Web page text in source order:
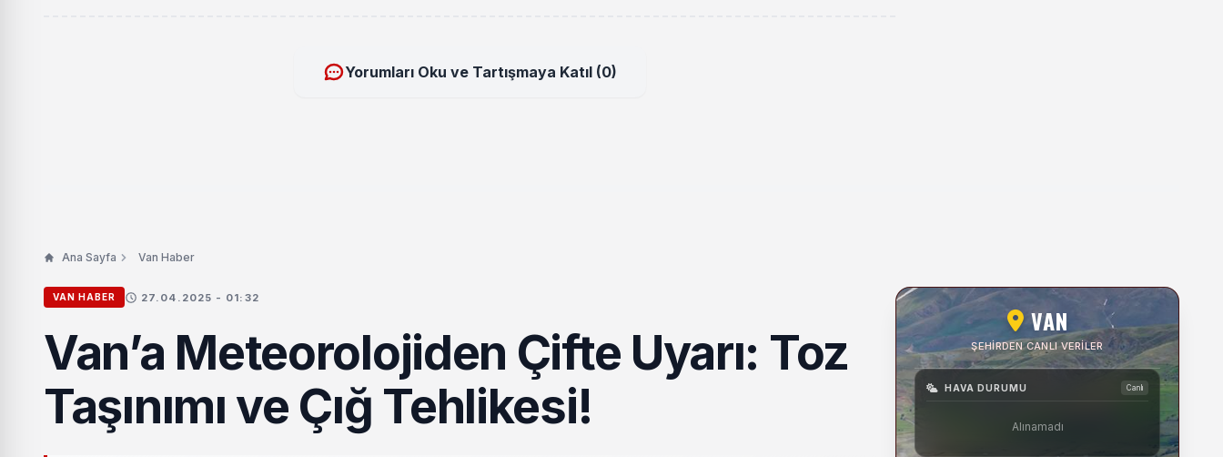
Yorumları Oku ve Tartışmaya Katıl (0)
Ana Sayfa Van Haber
VAN HABER 27.04.2025 - 01:32
Van’a Meteorolojiden Çifte Uyarı: Toz
Taşınımı ve Çığ Tehlikesi!
VAN
ŞEHIRDEN CANLI VERILER
HAVA DURUMU Canlı
Alınamadı